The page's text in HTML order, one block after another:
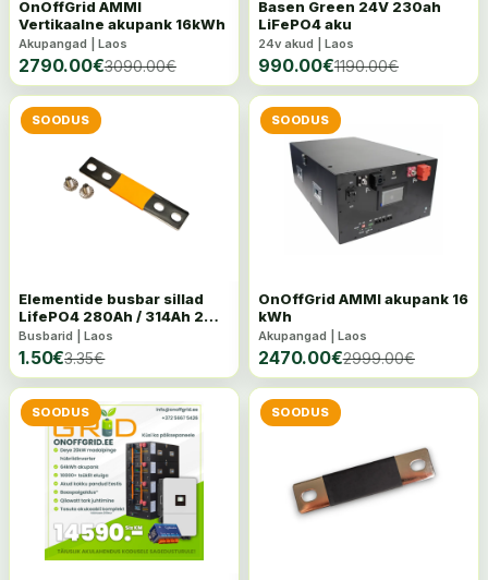
OnOffGrid AMMI
Vertikaalne akupank 16kWh
Akupangad | Laos
2790.00€3090.00€
Basen Green 24V 230ah
LiFePO4 aku
24v akud | Laos
990.00€1190.00€
SOODUS
Elementide busbar sillad
LifePO4 280Ah / 314Ah 2
auku
Busbarid | Laos
1.50€3.35€
SOODUS
OnOffGrid AMMI akupank 16
kWh
Akupangad | Laos
2470.00€2999.00€
SOODUS SOODUS